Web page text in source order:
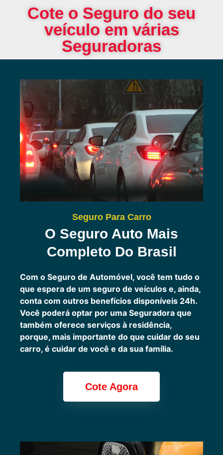
Cote o Seguro do seu
veículo em várias
Seguradoras
Seguro Para Carro
O Seguro Auto Mais
Completo Do Brasil
Com o Seguro de Automóvel, você tem tudo o
que espera de um seguro de veículos e, ainda,
conta com outros benefícios disponíveis 24h.
Você poderá optar por uma Seguradora que
também oferece serviços à residência,
porque, mais importante do que cuidar do seu
carro, é cuidar de você e da sua família.
Cote Agora